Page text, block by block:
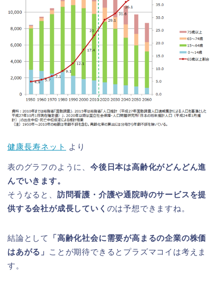
健康長寿ネット より
表のグラフのように、 今後日本は高齢化がどんどん進
んでいきます。
そうなると、 訪問看護・介護や通院時のサービスを提
供する会社が成長していく のは予想できますね。
結論として
「高齢化社会に需要が高まるの企業の株価
はあがる」
ことが期待できるとプラズマコイは考えま
す。